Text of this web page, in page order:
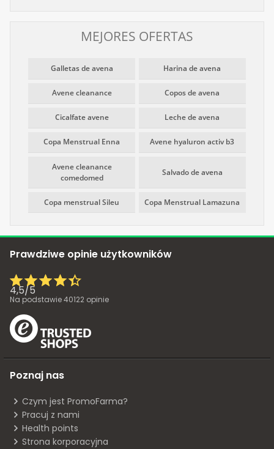
MEJORES OFERTAS
Galletas de avena Harina de avena
Avene cleanance Copos de avena
Cicalfate avene Leche de avena
Copa Menstrual Enna Avene hyaluron activ b3
Avene cleanance
comedomed
Salvado de avena
Copa menstrual Sileu Copa Menstrual Lamazuna
Prawdziwe opinie użytkowników
4,5/5
Na podstawie40122 opinie
Poznaj nas
Czym jest PromoFarma?
Pracuj z nami
Health points
Strona korporacyjna